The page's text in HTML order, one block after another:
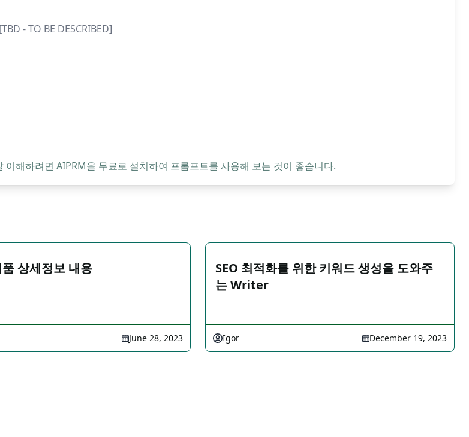
- TO BE DESCRIBED]
해하려면 AIPRM을 무료로 설치하여 프롬프트를 사용해 보는 것이 좋습니다.
상세정보 내용
June 28, 2023
SEO 최적화를 위한 키워드 생성을 도와주
는 Writer
Igor December 19, 2023